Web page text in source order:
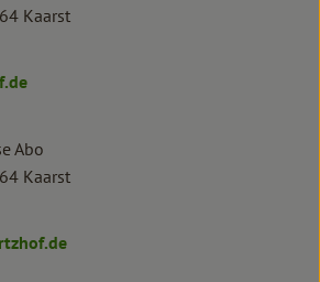
Kaarst
Abo
Kaarst